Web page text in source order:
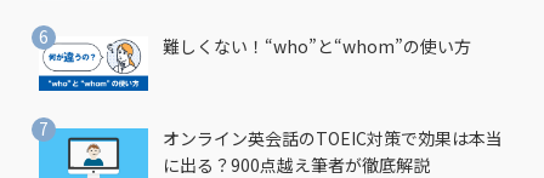
難しくない！“who”と“whom”の使い方
オンライン英会話のTOEIC対策で効果は本当
に出る？900点越え筆者が徹底解説